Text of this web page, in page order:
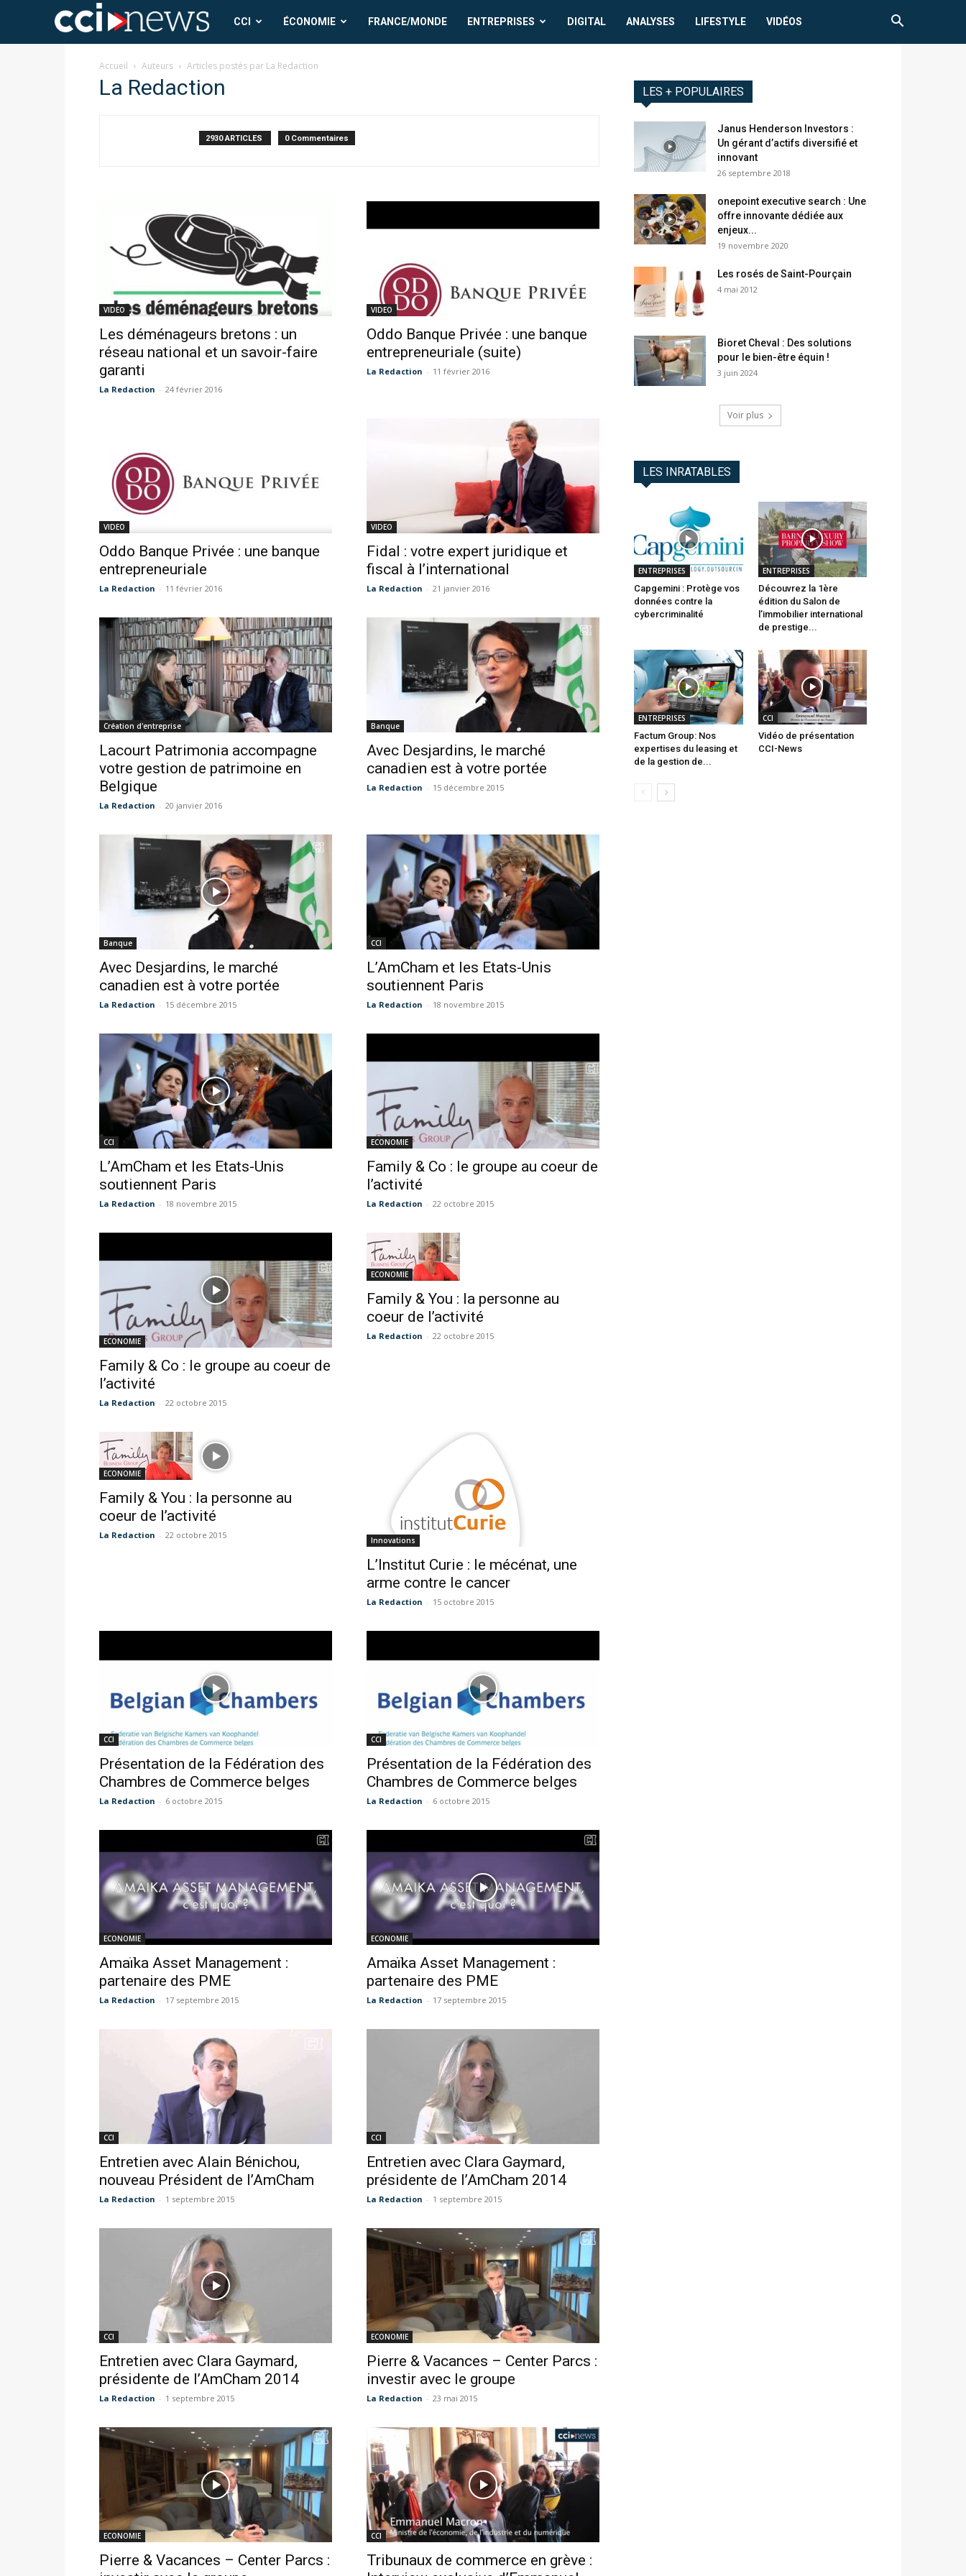
CCI
News
CCI ÉCONOMIE FRANCE/MONDE ENTREPRISES DIGITAL ANALYSES LIFESTYLE VIDÉOS
Accueil Auteurs Articles postés par La Redaction
La Redaction
2930 ARTICLES 0 Commentaires
VIDEO
Les déménageurs bretons : un
réseau national et un savoir-faire
garanti
La Redaction - 24 février 2016
VIDEO
Oddo Banque Privée : une banque
entrepreneuriale (suite)
La Redaction - 11 février 2016
VIDEO
Oddo Banque Privée : une banque
entrepreneuriale
La Redaction - 11 février 2016
VIDEO
Fidal : votre expert juridique et
fiscal à l’international
La Redaction - 21 janvier 2016
Création d'entreprise
Lacourt Patrimonia accompagne
votre gestion de patrimoine en
Belgique
La Redaction - 20 janvier 2016
Banque
Avec Desjardins, le marché
canadien est à votre portée
La Redaction - 15 décembre 2015
Banque
Avec Desjardins, le marché
canadien est à votre portée
La Redaction - 15 décembre 2015
CCI
L’AmCham et les Etats-Unis
soutiennent Paris
La Redaction - 18 novembre 2015
CCI
L’AmCham et les Etats-Unis
soutiennent Paris
La Redaction - 18 novembre 2015
ECONOMIE
Family & Co : le groupe au coeur de
l’activité
La Redaction - 22 octobre 2015
ECONOMIE
Family & Co : le groupe au coeur de
l’activité
La Redaction - 22 octobre 2015
ECONOMIE
Family & You : la personne au
coeur de l’activité
La Redaction - 22 octobre 2015
ECONOMIE
Family & You : la personne au
coeur de l’activité
La Redaction - 22 octobre 2015 Innovations
L’Institut Curie : le mécénat, une
arme contre le cancer
La Redaction - 15 octobre 2015
CCI
Présentation de la Fédération des
Chambres de Commerce belges
La Redaction - 6 octobre 2015
CCI
Présentation de la Fédération des
Chambres de Commerce belges
La Redaction - 6 octobre 2015
ECONOMIE
Amaïka Asset Management :
partenaire des PME
La Redaction - 17 septembre 2015
ECONOMIE
Amaïka Asset Management :
partenaire des PME
La Redaction - 17 septembre 2015
CCI
Entretien avec Alain Bénichou,
nouveau Président de l’AmCham
La Redaction - 1 septembre 2015
CCI
Entretien avec Clara Gaymard,
présidente de l’AmCham 2014
La Redaction - 1 septembre 2015
CCI
Entretien avec Clara Gaymard,
présidente de l’AmCham 2014
La Redaction - 1 septembre 2015
ECONOMIE
Pierre & Vacances – Center Parcs :
investir avec le groupe
La Redaction - 23 mai 2015
ECONOMIE
Pierre & Vacances – Center Parcs :
CCI
Tribunaux de commerce en grève :
LES + POPULAIRES
Janus Henderson Investors :
Un gérant d’actifs diversifié et
innovant
26 septembre 2018
onepoint executive search : Une
offre innovante dédiée aux
enjeux...
19 novembre 2020
Les rosés de Saint-Pourçain
4 mai 2012
Bioret Cheval : Des solutions
pour le bien-être équin !
3 juin 2024
Voir plus
LES INRATABLES
ENTREPRISES
Capgemini : Protège vos
données contre la
cybercriminalité
ENTREPRISES
Découvrez la 1ère
édition du Salon de
l’immobilier international
de prestige...
ENTREPRISES
Factum Group: Nos
expertises du leasing et
de la gestion de...
CCI
Vidéo de présentation
CCI-News